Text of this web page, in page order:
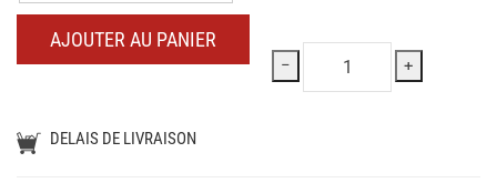
− +
AJOUTER AU PANIER
DELAIS DE LIVRAISON